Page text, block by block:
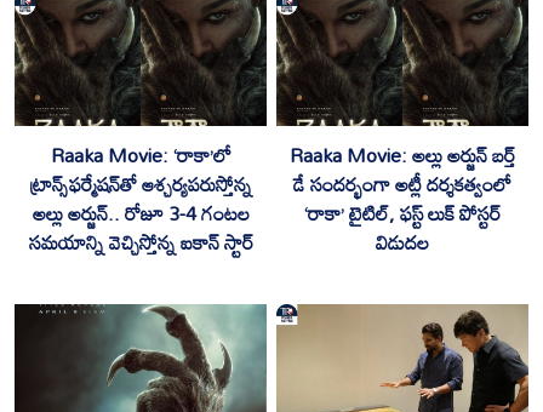
Raaka Movie: ‘రాకా’లో
ట్రాన్స్‌ఫ‌ర్మేష‌న్‌తో ఆశ్చ‌ర్య‌ప‌రుస్తోన్న
అల్లు అర్జున్‌.. రోజూ 3-4 గంట‌ల
స‌మ‌యాన్ని వెచ్చిస్తోన్న ఐకాన్ స్టార్‌
Raaka Movie: అల్లు అర్జున్ బర్త్
డే సందర్భంగా అట్లీ దర్శకత్వంలో
‘రాకా’ టైటిల్, ఫస్ట్ లుక్ పోస్టర్
విడుదల